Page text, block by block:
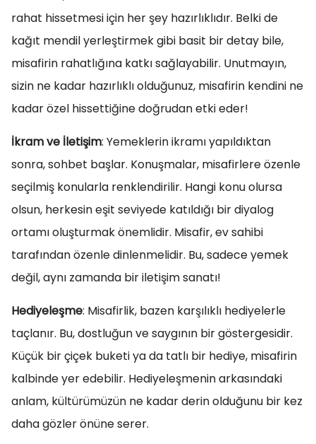
rahat hissetmesi için her şey hazırlıklıdır. Belki de
kağıt mendil yerleştirmek gibi basit bir detay bile,
misafirin rahatlığına katkı sağlayabilir. Unutmayın,
sizin ne kadar hazırlıklı olduğunuz, misafirin kendini ne
kadar özel hissettiğine doğrudan etki eder!
İkram ve İletişim: Yemeklerin ikramı yapıldıktan
sonra, sohbet başlar. Konuşmalar, misafirlere özenle
seçilmiş konularla renklendirilir. Hangi konu olursa
olsun, herkesin eşit seviyede katıldığı bir diyalog
ortamı oluşturmak önemlidir. Misafir, ev sahibi
tarafından özenle dinlenmelidir. Bu, sadece yemek
değil, aynı zamanda bir iletişim sanatı!
Hediyeleşme: Misafirlik, bazen karşılıklı hediyelerle
taçlanır. Bu, dostluğun ve saygının bir göstergesidir.
Küçük bir çiçek buketi ya da tatlı bir hediye, misafirin
kalbinde yer edebilir. Hediyeleşmenin arkasındaki
anlam, kültürümüzün ne kadar derin olduğunu bir kez
daha gözler önüne serer.